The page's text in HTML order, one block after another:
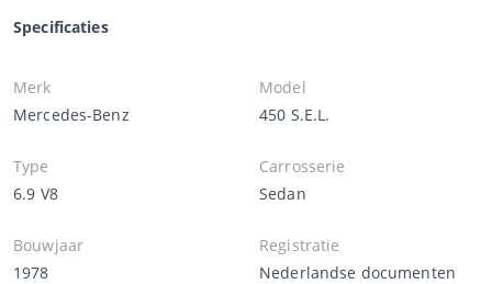
Specificaties
Merk
Mercedes-Benz
Model
450 S.E.L.
Type
6.9 V8
Carrosserie
Sedan
Bouwjaar
1978
Registratie
Nederlandse documenten